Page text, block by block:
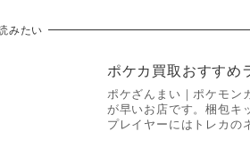
みたい
ポケカ買取おすすめ
ポケざんまい｜ポケモン
が早いお店です。梱包キ
プレイヤーにはトレカの